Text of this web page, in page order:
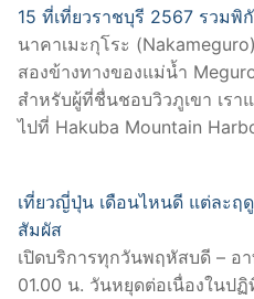
15 ที่เที่ยวราชบุรี 2567 รวมพิ
นาคาเมะกุโระ
สองข้างทางของแม่น้ำ
สำหรับผู้ที่ชื่นชอบวิวภูเขา เร
ไปที่ Hakuba Mountain
เที่ยวญี่ปุ่น เดือนไหนดี แต่ละฤ
สัมผัส
เปิดบริการทุกวันพฤหัสบดี – อา
01.00 น. วันหยุดต่อเนื่องในป